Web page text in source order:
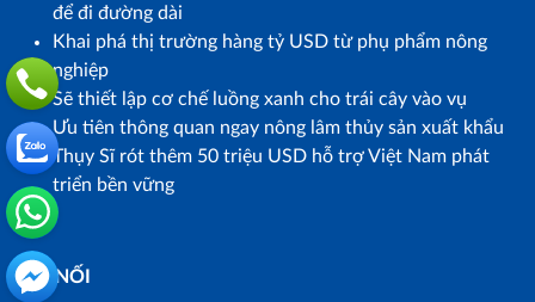
để đi đường dài
Khai phá thị trường hàng tỷ USD từ phụ phẩm nông
nghiệp
Sẽ thiết lập cơ chế luồng xanh cho trái cây vào vụ
Ưu tiên thông quan ngay nông lâm thủy sản xuất khẩu
Thụy Sĩ rót thêm 50 triệu USD hỗ trợ Việt Nam phát
triển bền vững
KẾT NỐI